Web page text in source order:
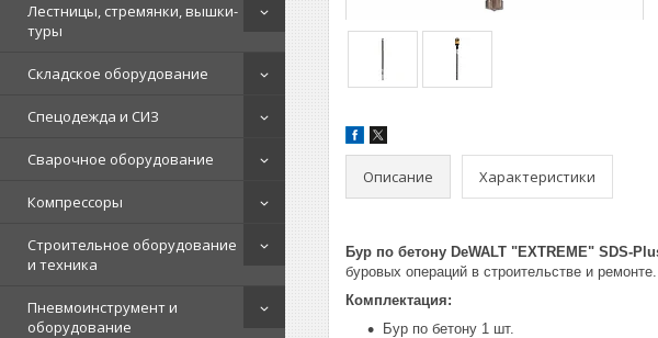
Лестницы, стремянки, вышки-
туры
Складское оборудование
Спецодежда и СИЗ
Сварочное оборудование
Компрессоры
Строительное оборудование
и техника
Пневмоинструмент и
оборудование
Описание Характеристики
Бур по бетону DeWALT "EXTREME" SDS-
буровых операций в строительстве и ремонте.
Комплектация:
Бур по бетону 1 шт.